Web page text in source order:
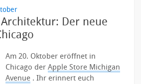
Der neue
Am 20. Oktober eröffnet in
Chicago derApple Store Michigan
Avenue . Ihr erinnert euch